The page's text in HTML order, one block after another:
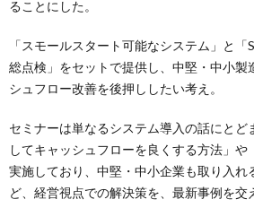
ることにした。
「スモールスタート可能なシステム」と
総点検」をセットで提供し、中堅・中小製
シュフロー改善を後押ししたい考え。
セミナーは単なるシステム導入の話にとど
してキャッシュフローを良くする方法」や
実施しており、中堅・中小企業も取り入れ
ど、経営視点での解決策を、最新事例を交